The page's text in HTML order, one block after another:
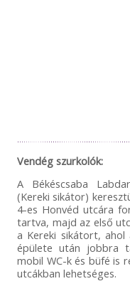
Vendég szurkolók:
A Békéscsaba
(Kereki sikátor)
4-es Honvéd utcára
tartva, majd az első
a Kereki sikátort,
épülete után jobbra
mobil WC-k és büfé is
utcákban lehetséges.